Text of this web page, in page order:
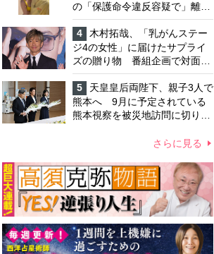
の「保護命令違反容疑で」離婚
協議は「第二ステージ」へ
4
木村拓哉、「乳がんステー
ジ4の女性」に届けたサプライ
ズの贈り物 番組企画で対面し
たファンが、夢と希望を与える
心遣いに「うれしくて号泣しま
した」
5
天皇皇后両陛下、親子3人で
熊本へ 9月に予定されている
熊本視察を被災地訪問に切り替
夫妻から受け継ぐ“国民への寄
さらに見る